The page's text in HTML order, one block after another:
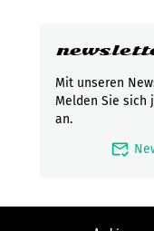
Mit unseren
Melden Sie sich
an.
mark_email_read